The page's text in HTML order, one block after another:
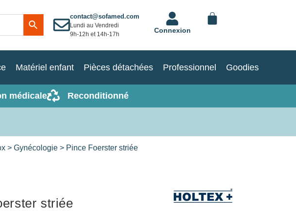
contact@sofamed.com
Lundi au Vendredi
9h-12h et 14h-17h
Connexion
Matériel enfant Pièces détachées Professionnel Goodies
médicale Reconditionné
> Gynécologie > Pince Foerster striée
striée